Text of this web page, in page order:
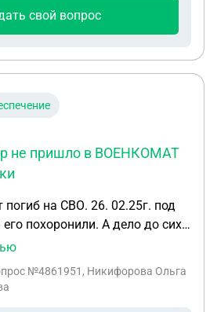
свой вопрос
не пришло в ВОЕНКОМАТ
на СВО. 26. 02.25г. под
похоронили. А дело до сих
по месту прописки.
делал запрос
№4861951, Никифорова Ольга